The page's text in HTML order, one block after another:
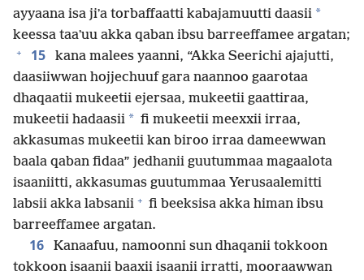
ayyaana isa jiʼa torbaffaatti kabajamuutti daasii *
keessa taaʼuu akka qaban ibsu barreeffamee argatan;
+ 15
kana malees yaanni, “Akka Seerichi ajajutti,
daasiiwwan hojjechuuf gara naannoo gaarotaa
dhaqaatii mukeetii ejersaa, mukeetii gaattiraa,
mukeetii hadaasii * fi mukeetii meexxii irraa,
akkasumas mukeetii kan biroo irraa dameewwan
baala qaban fidaa” jedhanii guutummaa magaalota
isaaniitti, akkasumas guutummaa Yerusaalemitti
labsii akka labsanii + fi beeksisa akka himan ibsu
barreeffamee argatan.
16
Kanaafuu, namoonni sun dhaqanii tokkoon
tokkoon isaanii baaxii isaanii irratti, mooraawwan